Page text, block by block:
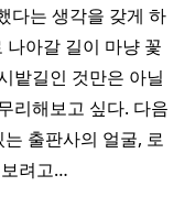
다는 생각을 갖게 하
아갈 길이 마냥 꽃
밭길인 것만은 아닐
리해보고 싶다. 다음
출판사의 얼굴, 로
려고…